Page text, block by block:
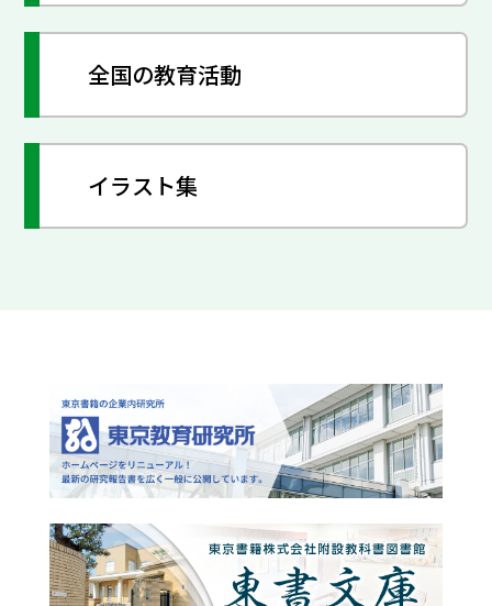
全国の教育活動
イラスト集